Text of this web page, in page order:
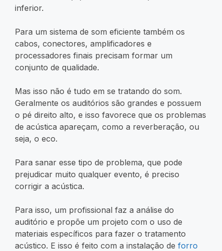
inferior.
Para um sistema de som eficiente também os
cabos, conectores, amplificadores e
processadores finais precisam formar um
conjunto de qualidade.
Mas isso não é tudo em se tratando do som.
Geralmente os auditórios são grandes e possuem
o pé direito alto, e isso favorece que os problemas
de acústica apareçam, como a reverberação, ou
seja, o eco.
Para sanar esse tipo de problema, que pode
prejudicar muito qualquer evento, é preciso
corrigir a acústica.
Para isso, um profissional faz a análise do
auditório e propõe um projeto com o uso de
materiais específicos para fazer o tratamento
acústico. E isso é feito com a instalação de forro